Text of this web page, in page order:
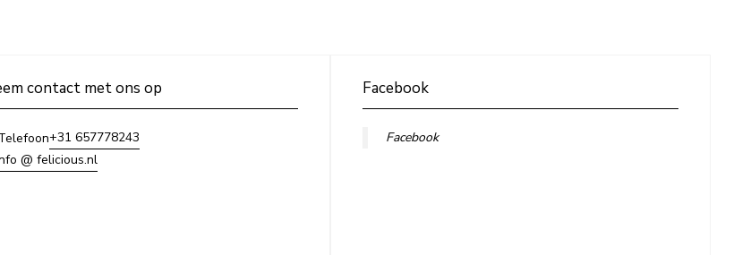
contact met ons op
+31 657778243
@ felicious.nl
Facebook
Facebook